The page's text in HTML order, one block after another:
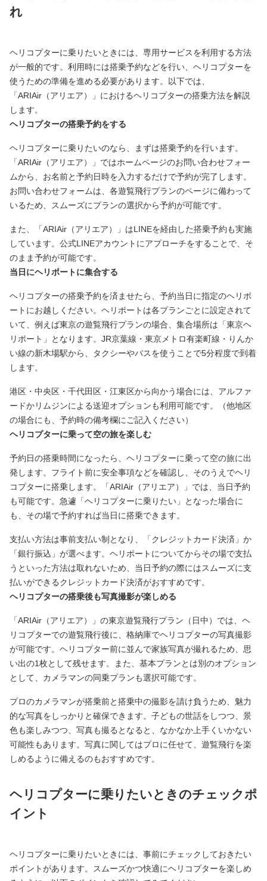
れ
ヘリコプターに乗りたいときには、専用サービスを利用する方法
が一般的です。利用時には搭乗予約などを行い、ヘリコプターを
使うための準備を進める必要があります。以下では、
「ARIAir（アリエア）」におけるヘリコプターの搭乗方法を解説
します。
ヘリコプターの搭乗予約をする
ヘリコプターに乗りたいのなら、まずは搭乗予約を行います。
「ARIAir（アリエア）」ではホームページのお問い合わせフォー
ムから、お名前と予約日時を入力するだけで予約が完了します。
お問い合わせフォームは、各遊覧飛行プランのページに備わって
いるため、スムーズにプランの選択から予約が可能です。
また、「ARIAir（アリエア）」はLINEを経由した搭乗予約も実施
しています。公式LINEアカウントにアプローチをすることで、そ
のまま予約が可能です。
当日にヘリポートに集合する
ヘリコプターの搭乗予約を済ませたら、予約当日に指定のヘリポ
ートにお越しください。ヘリポートは各プランごとに設定されて
いて、例えば東京の遊覧飛行プランの場合、集合場所は「東京ヘ
リポート」となります。JR京葉線・東京メトロ有楽町線・りんか
い線の新木場駅から、タクシーやバスを使うことで5分程度で到着
します。
港区・中央区・千代田区・江東区から向かう場合には、アルファ
ードかリムジンによる送迎オプションも利用可能です。（他地区
の場合にも、予約時の備考欄にご記入ください）
ヘリコプターに乗って空の旅を楽しむ
予約日の搭乗時間になったら、ヘリコプターに乗って空の旅に出
発します。フライト前に安全事項などを確認し、そのうえでヘリ
コプターに搭乗します。「ARIAir（アリエア）」では、当日予約
も可能です。急遽「ヘリコプターに乗りたい」となった場合に
も、その場で予約すれば当日に搭乗できます。
支払い方法は事前支払い制となり、「クレジットカード決済」か
「銀行振込」が選べます。ヘリポートについてからその場で支払
うといった方法は取れないため、当日予約の際にはスムーズに支
払いができるクレジットカード決済がおすすめです。
ヘリコプターの搭乗後も写真撮影が楽しめる
「ARIAir（アリエア）」の東京遊覧飛行プラン（日中）では、ヘ
リコプターでの遊覧飛行後に、格納庫でヘリコプターの写真撮影
が可能です。ヘリコプター前に並んで家族写真が撮れるため、思
い出の1枚として残せます。また、基本プランとは別のオプション
として、カメラマンの同乗プランも選択可能です。
プロのカメラマンが搭乗前と搭乗中の撮影を請け負うため、魅力
的な写真をしっかりと確保できます。子どもの世話をしつつ、景
色も楽しみつつ、写真も撮るとなると、なかなか上手くいかない
可能性もあります。写真に関してはプロに任せて、遊覧飛行を楽
しめるように備えるのもおすすめです。
ヘリコプターに乗りたいときのチェックポ
イント
ヘリコプターに乗りたいときには、事前にチェックしておきたい
ポイントがあります。スムーズかつ快適にヘリコプターを楽しめ